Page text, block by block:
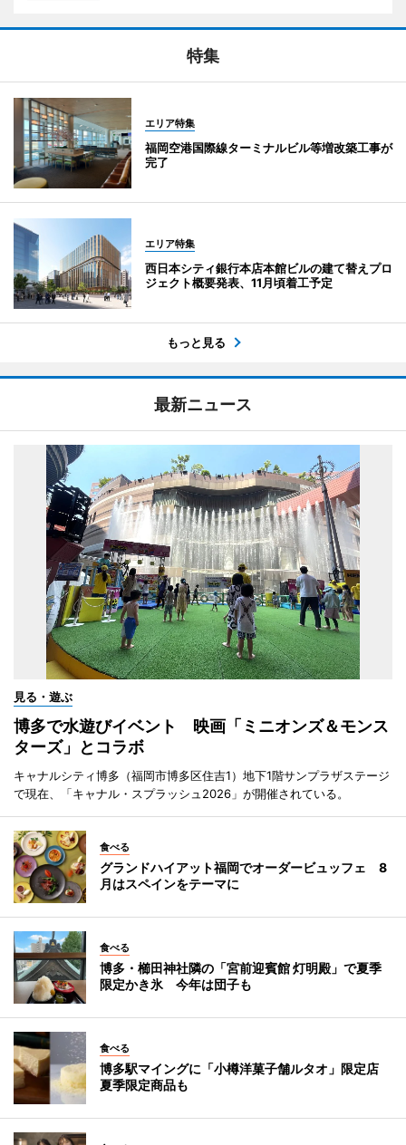
特集
エリア特集
福岡空港国際線ターミナルビル等増改築工事が
完了
エリア特集
西日本シティ銀行本店本館ビルの建て替えプロ
ジェクト概要発表、11月頃着工予定
もっと見る
最新ニュース
見る・遊ぶ
博多で水遊びイベント 映画「ミニオンズ＆モンス
ターズ」とコラボ
キャナルシティ博多（福岡市博多区住吉1）地下1階サンプラザステージ
で現在、「キャナル・スプラッシュ2026」が開催されている。
食べる
グランドハイアット福岡でオーダービュッフェ 8
月はスペインをテーマに
食べる
博多・櫛田神社隣の「宮前迎賓館 灯明殿」で夏季
限定かき氷 今年は団子も
食べる
博多駅マイングに「小樽洋菓子舗ルタオ」限定店
夏季限定商品も